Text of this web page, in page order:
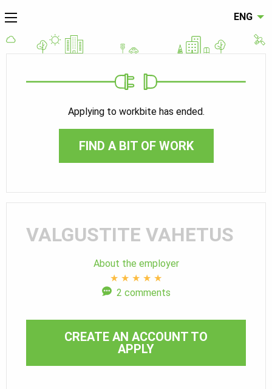
ENG
Applying to workbite has ended.
FIND A BIT OF WORK
VALGUSTITE VAHETUS
About the employer
★ ★ ★ ★ ★
2 comments
CREATE AN ACCOUNT TO
APPLY